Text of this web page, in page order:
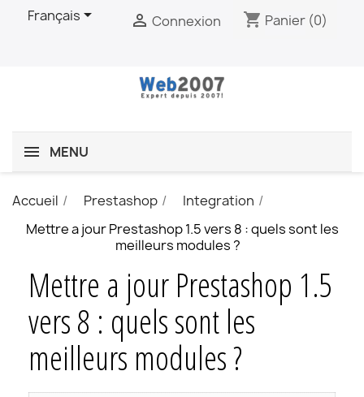
Français  Connexion shopping_cart Panier (0)
MENU
Accueil Prestashop
Integration
Mettre a jour Prestashop 1.5 vers 8 : quels sont les
meilleurs modules ?
Mettre a jour Prestashop 1.5
vers 8 : quels sont les
meilleurs modules ?